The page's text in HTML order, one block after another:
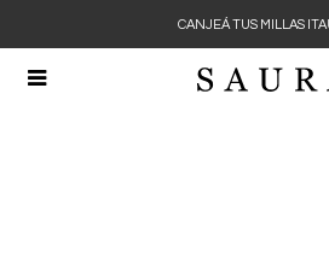

CANJEÁ TUS MILLAS